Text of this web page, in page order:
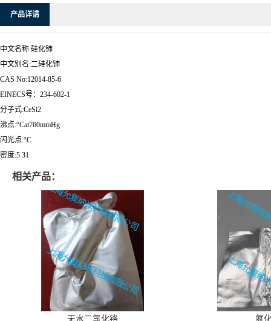
产品详请
中文名称:硅化铈
中文别名:二硅化铈
CAS No:12014-85-6
EINECS号：234-602-1
分子式:CeSi2
沸点:°Cat760mmHg
闪光点:°C
密度:5.31
相关产品：
无水二氯化铬 氮